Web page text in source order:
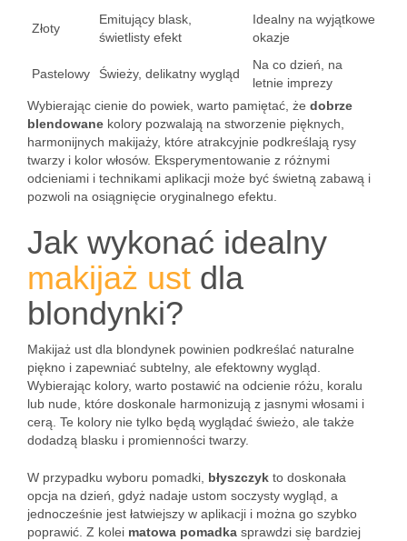
Złoty
Emitujący blask,
świetlisty efekt
Idealny na wyjątkowe
okazje
Pastelowy Świeży, delikatny wygląd
Na co dzień, na
letnie imprezy
Wybierając cienie do powiek, warto pamiętać, że dobrze
blendowane kolory pozwalają na stworzenie pięknych,
harmonijnych makijaży, które atrakcyjnie podkreślają rysy
twarzy i kolor włosów. Eksperymentowanie z różnymi
odcieniami i technikami aplikacji może być świetną zabawą i
pozwoli na osiągnięcie oryginalnego efektu.
Jak wykonać idealny
makijaż ust dla
blondynki?
Makijaż ust dla blondynek powinien podkreślać naturalne
piękno i zapewniać subtelny, ale efektowny wygląd.
Wybierając kolory, warto postawić na odcienie różu, koralu
lub nude, które doskonale harmonizują z jasnymi włosami i
cerą. Te kolory nie tylko będą wyglądać świeżo, ale także
dodadzą blasku i promienności twarzy.
W przypadku wyboru pomadki, błyszczyk to doskonała
opcja na dzień, gdyż nadaje ustom soczysty wygląd, a
jednocześnie jest łatwiejszy w aplikacji i można go szybko
poprawić. Z kolei matowa pomadka sprawdzi się bardziej